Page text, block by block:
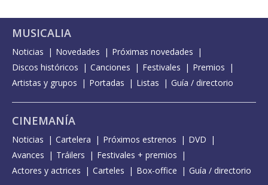
MUSICALIA
Noticias Novedades
Próximas novedades
Discos históricos
Canciones Festivales
Premios
Artistas y grupos
Portadas Listas Guía / directorio
CINEMANÍA
Noticias Cartelera Próximos estrenos
DVD
Avances
Tráilers
Festivales + premios
Actores y actrices
Carteles Box-office Guía / directorio